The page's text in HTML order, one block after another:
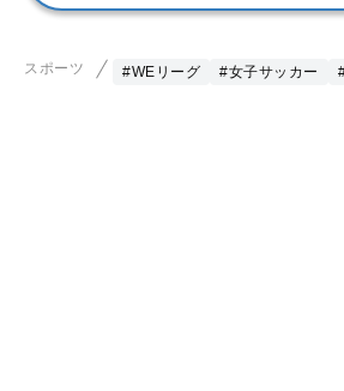
スポーツ #WEリーグ #女子サッカー